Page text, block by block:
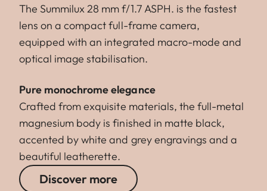
The Summilux 28 mm f/1.7 ASPH. is the fastest
lens on a compact full-frame camera,
equipped with an integrated macro-mode and
optical image stabilisation.
Pure monochrome elegance
Crafted from exquisite materials, the full-metal
magnesium body is finished in matte black,
accented by white and grey engravings and a
beautiful leatherette.
Discover more